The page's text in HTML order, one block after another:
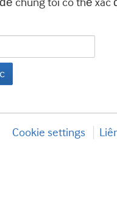
Cookie settings